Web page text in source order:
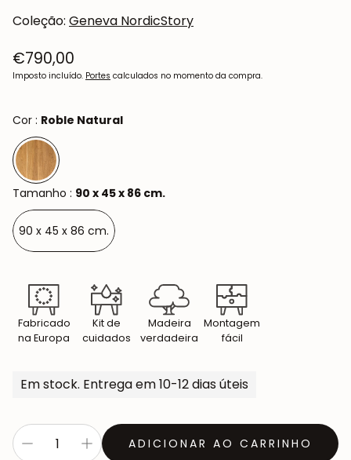
Coleção: Geneva NordicStory
Preço
normal
€790,00
Imposto incluído. Portes calculados no momento da compra.
Cor : Roble Natural
Tamanho : 90 x 45 x 86 cm.
90 x 45 x 86 cm.
Fabricado
na Europa
Kit de
cuidados
Madeira
verdadeira
Montagem
fácil
Em stock. Entrega em 10-12 dias úteis
ADICIONAR AO CARRINHO